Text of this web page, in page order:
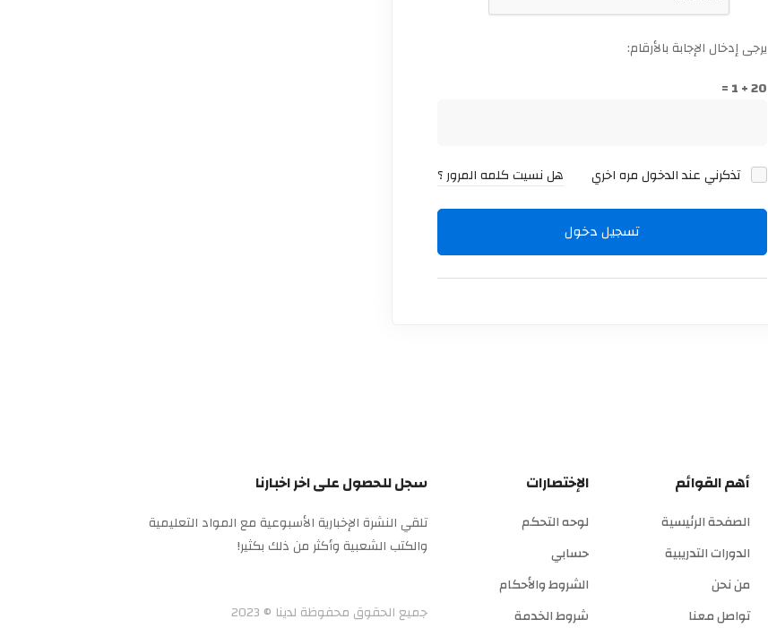
يرجى إدخال الإجابة بالأرقام:
20 + 1 =
تذكرني عند الدخول مره اخري هل نسيت كلمه المرور ؟
تسجيل دخول
أهم القوائم
الصفحة الرئيسية
الدورات التدريبية
من نحن
تواصل معنا
الإختصارات
لوحه التحكم
حسابي
الشروط والأحكام
شروط الخدمة
سجل للحصول على اخر اخبارنا
تلقي النشرة الإخبارية الأسبوعية مع المواد التعليمية
والكتب الشعبية وأكثر من ذلك بكثير!
جميع الحقوق محفوظة لدينا © 2023